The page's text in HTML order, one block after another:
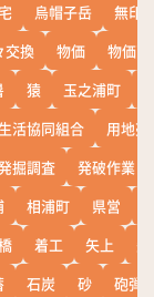
烏帽子岳
無印
交換 物価
物価高
猿 玉之浦町
活協同組合
用地売
掘調査
発破作業
相浦町 県営
着工 矢上
石炭 砂
砲弾